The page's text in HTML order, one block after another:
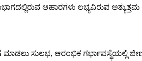
ಆಹಾರಗಳು ಲಭ್ಯವಿರುವ
ಸುಲಭ, ಆರಂಭಿಕ ಗರ್ಭಾವಸ್ಥೆಯಲ್ಲಿ